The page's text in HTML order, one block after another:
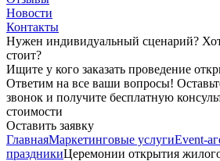
Новости
Контакты
Нужен индивидуальный сценарий?
стоит?
Ищите у кого заказать проведение
Ответим на все ваши вопросы!
звонок и получите бесплатную
стоимости
Оставить заявку
ГлавнаяМаркетинговые услугиEvent-
праздникиЦеремонии открытия